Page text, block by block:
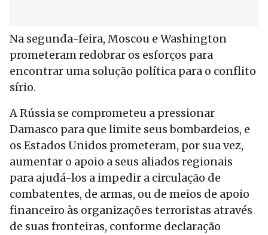
Na segunda-feira, Moscou e Washington
prometeram redobrar os esforços para
encontrar uma solução política para o conflito
sírio.
A Rússia se comprometeu a pressionar
Damasco para que limite seus bombardeios, e
os Estados Unidos prometeram, por sua vez,
aumentar o apoio a seus aliados regionais
para ajudá-los a impedir a circulação de
combatentes, de armas, ou de meios de apoio
financeiro às organizações terroristas através
de suas fronteiras, conforme declaração